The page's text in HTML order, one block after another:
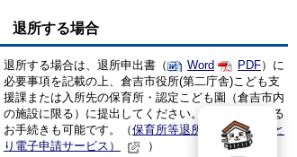
退所する場合
退所する場合は、退所申出書（ Word PDF）に
必要事項を記載の上、倉吉市役所(第二庁舎)こども支
援課または入所先の保育所・認定こども園（倉吉市内
の施設に限る）に提出してください。電子申請による
お手続きも可能です。（保育所等退所申出書（とっと
り電子申請サービス）
）